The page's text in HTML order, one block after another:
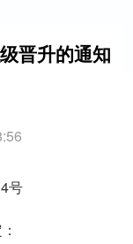
晋升的通知
号